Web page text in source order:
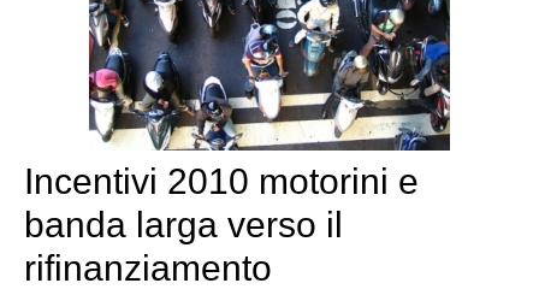
Incentivi 2010 motorini e
banda larga verso il
rifinanziamento